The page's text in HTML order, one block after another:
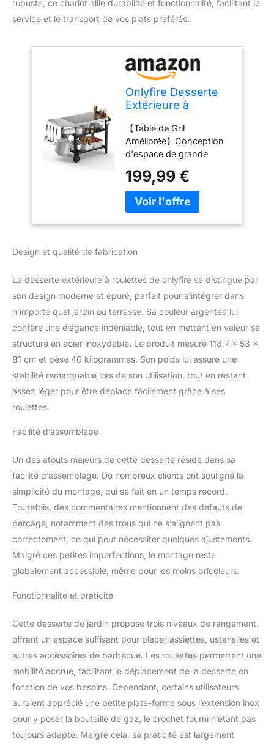
robuste, ce chariot allie durabilité et fonctionnalité, facilitant le
service et le transport de vos plats préférés.
Onlyfire Desserte
Extérieure à
Plancha et
Barbecue, Desserte
Jardin, Chariot de
Barbecue en Acier
à 3 Niveaux, Chariot
de Service avec
Table D'appoint, 120
【Table de Gril
Améliorée】Conception
d'espace de grande
couches，upgrade pour
ajouter un porte-
mouchoirs et une boîte à
inoxydable a une taille
(longueur) × 53 cm
(largeur) × 81 cm
(hauteur), qui peut
ustensiles de barbecue
en plein air. 【Facile à
Assembler et à
Déplacer】Facile à
installer selon notre
manuel
facilitant le déplacement,
cette table à manger est
accessible à n'importe
utilisation pratique.
【Designs Pratiques】La
table de chariot de
préparation de nourriture
multifonctionnelle
conçue avec plusieurs
crochet de réservoir pour
accrocher le réservoir de
gaz, et 4 crochets
latéraux pour accrocher
les peaux de pizza, la
brosse de nettoyage,
etc, équipé d'un porte-
serviette de rouleau de
199,99 €
Design et qualité de fabrication
La desserte extérieure à roulettes de onlyfire se distingue par
son design moderne et épuré, parfait pour s’intégrer dans
n’importe quel jardin ou terrasse. Sa couleur argentée lui
confère une élégance indéniable, tout en mettant en valeur sa
structure en acier inoxydable. Le produit mesure 118,7 x 53 x
81 cm et pèse 40 kilogrammes. Son poids lui assure une
stabilité remarquable lors de son utilisation, tout en restant
assez léger pour être déplacé facilement grâce à ses
roulettes.
Facilité d’assemblage
Un des atouts majeurs de cette desserte réside dans sa
facilité d’assemblage. De nombreux clients ont souligné la
simplicité du montage, qui se fait en un temps record.
Toutefois, des commentaires mentionnent des défauts de
perçage, notamment des trous qui ne s’alignent pas
correctement, ce qui peut nécessiter quelques ajustements.
Malgré ces petites imperfections, le montage reste
globalement accessible, même pour les moins bricoleurs.
Fonctionnalité et praticité
Cette desserte de jardin propose trois niveaux de rangement,
offrant un espace suffisant pour placer assiettes, ustensiles et
autres accessoires de barbecue. Les roulettes permettent une
mobilité accrue, facilitant le déplacement de la desserte en
fonction de vos besoins. Cependant, certains utilisateurs
auraient apprécié une petite plate-forme sous l’extension inox
pour y poser la bouteille de gaz, le crochet fourni n’étant pas
toujours adapté. Malgré cela, sa praticité est largement